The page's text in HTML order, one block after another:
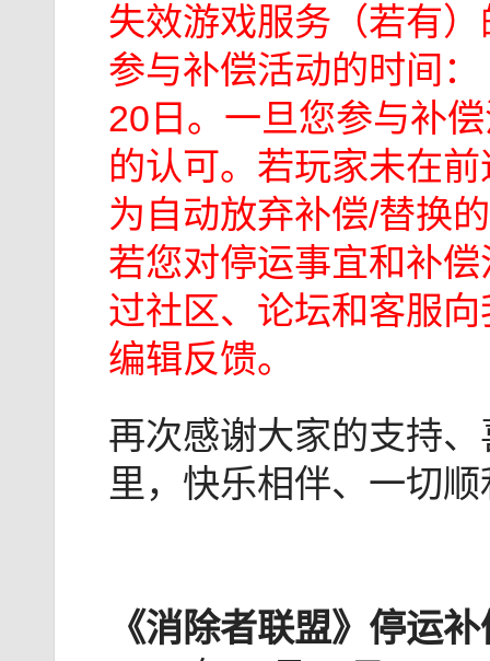
失效游戏服务（若有
参与补偿活动的时间
20日。一旦您参与补
的认可。若玩家未在
为自动放弃补偿/替换
若您对停运事宜和补
过社区、论坛和客服
编辑反馈。
再次感谢大家的支持
里，快乐相伴、一切顺
《消除者联盟》停运